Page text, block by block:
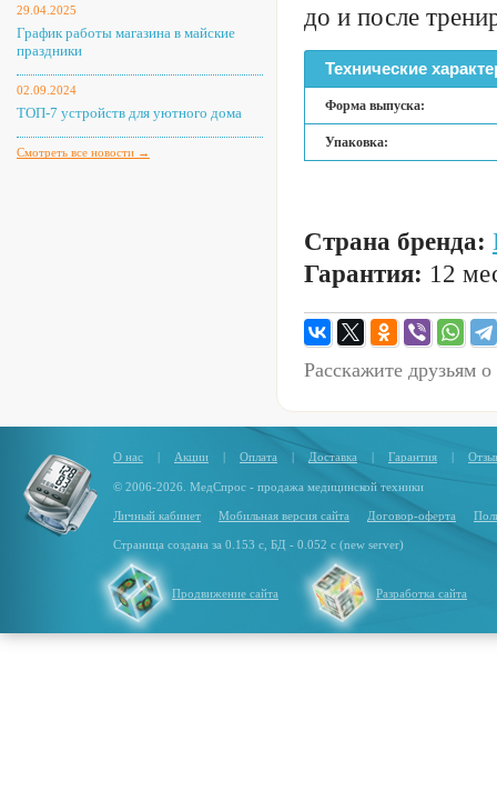
29.04.2025
График работы магазина в майские
праздники
02.09.2024
ТОП-7 устройств для уютного дома
Смотреть все новости →
до и после
Технические
Форма выпуска:
Упаковка:
Страна бренда:
Гарантия: 12
Расскажите друзьям
О нас | Акции | Оплата | Доставка | Гарантия |
© 2006-2026. МедСпрос - продажа медицинской техники
Личный кабинет Мобильная версия сайта Договор-оферта
Страница создана за 0.153 с, БД - 0.052 с (new server)
Продвижение сайта Разработка сайта